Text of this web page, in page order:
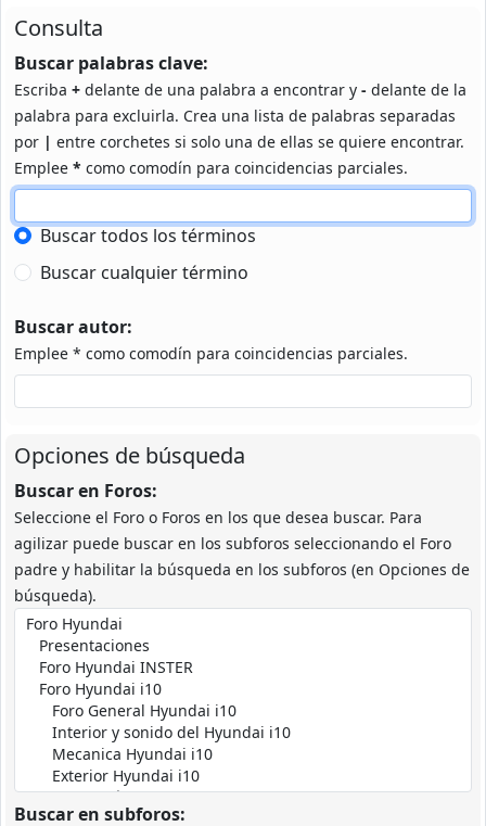
Consulta
Buscar palabras clave:
Escriba + delante de una palabra a encontrar y - delante de la
palabra para excluirla. Crea una lista de palabras separadas
por | entre corchetes si solo una de ellas se quiere encontrar.
Emplee * como comodín para coincidencias parciales.
Buscar todos los términos
Buscar cualquier término
Buscar autor:
Emplee * como comodín para coincidencias parciales.
Opciones de búsqueda
Buscar en Foros:
Seleccione el Foro o Foros en los que desea buscar. Para
agilizar puede buscar en los subforos seleccionando el Foro
padre y habilitar la búsqueda en los subforos (en Opciones de
búsqueda).
Buscar en subforos: